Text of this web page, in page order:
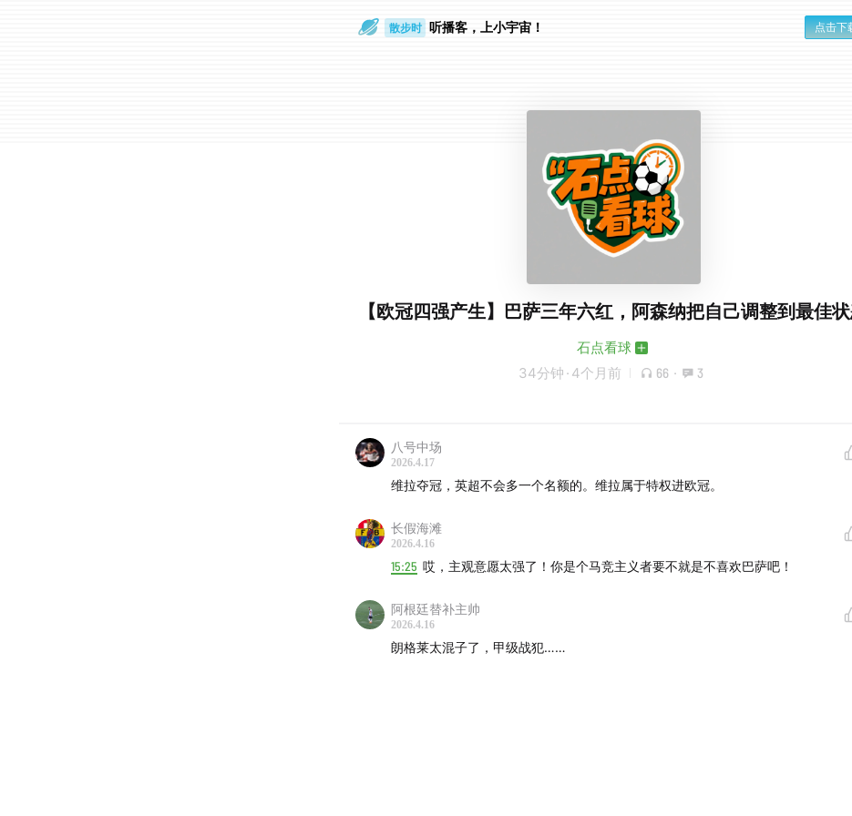
散步时 听播客，上小宇宙！ 点击下
【欧冠四强产生】巴萨三年六红，阿森纳把自己调整到最佳
石点看球
34分钟 · 4个月前 66 · 3
八号中场
2026.4.17
维拉夺冠，英超不会多一个名额的。维拉属于特权进欧冠。
长假海滩
2026.4.16
15:25 哎，主观意愿太强了！你是个马竞主义者要不就是不喜欢巴萨吧！
阿根廷替补主帅
2026.4.16
朗格莱太混子了，甲级战犯……